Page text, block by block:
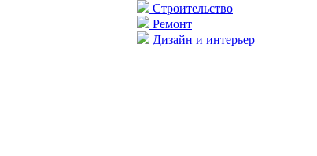
Строительство
Ремонт
Дизайн и интерьер